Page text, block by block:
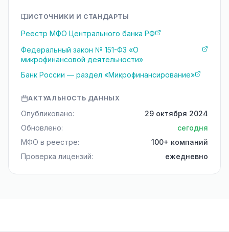
ИСТОЧНИКИ И СТАНДАРТЫ
Реестр МФО Центрального банка РФ
Федеральный закон № 151-ФЗ «О
микрофинансовой деятельности»
Банк России — раздел «Микрофинансирование»
АКТУАЛЬНОСТЬ ДАННЫХ
Опубликовано:
29 октября 2024
Обновлено:
сегодня
МФО в реестре:
100+ компаний
Проверка лицензий:
ежедневно